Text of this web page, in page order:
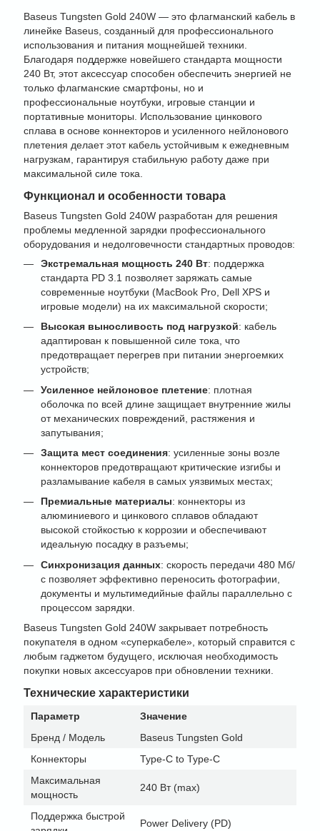
Baseus Tungsten Gold 240W — это флагманский кабель в
линейке Baseus, созданный для профессионального
использования и питания мощнейшей техники.
Благодаря поддержке новейшего стандарта мощности
240 Вт, этот аксессуар способен обеспечить энергией не
только флагманские смартфоны, но и
профессиональные ноутбуки, игровые станции и
портативные мониторы. Использование цинкового
сплава в основе коннекторов и усиленного нейлонового
плетения делает этот кабель устойчивым к ежедневным
нагрузкам, гарантируя стабильную работу даже при
максимальной силе тока.
Функционал и особенности товара
Baseus Tungsten Gold 240W разработан для решения
проблемы медленной зарядки профессионального
оборудования и недолговечности стандартных проводов:
Экстремальная мощность 240 Вт: поддержка
стандарта PD 3.1 позволяет заряжать самые
современные ноутбуки (MacBook Pro, Dell XPS и
игровые модели) на их максимальной скорости;
Высокая выносливость под нагрузкой: кабель
адаптирован к повышенной силе тока, что
предотвращает перегрев при питании энергоемких
устройств;
Усиленное нейлоновое плетение: плотная
оболочка по всей длине защищает внутренние жилы
от механических повреждений, растяжения и
запутывания;
Защита мест соединения: усиленные зоны возле
коннекторов предотвращают критические изгибы и
разламывание кабеля в самых уязвимых местах;
Премиальные материалы: коннекторы из
алюминиевого и цинкового сплавов обладают
высокой стойкостью к коррозии и обеспечивают
идеальную посадку в разъемы;
Синхронизация данных: скорость передачи 480 Мб/
с позволяет эффективно переносить фотографии,
документы и мультимедийные файлы параллельно с
процессом зарядки.
Baseus Tungsten Gold 240W закрывает потребность
покупателя в одном «суперкабеле», который справится с
любым гаджетом будущего, исключая необходимость
покупки новых аксессуаров при обновлении техники.
Технические характеристики
Параметр
Значение
Бренд / Модель
Baseus Tungsten Gold
Коннекторы
Type-C to Type-C
Максимальная
мощность
240 Вт (max)
Поддержка быстрой
Power Delivery (PD)